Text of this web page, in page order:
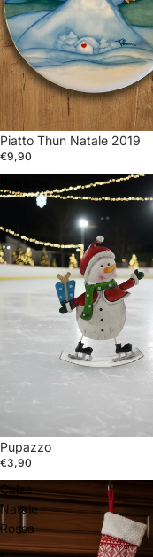
Piatto Thun Natale 2019
€9,90
Pupazzo
€3,90
Calza
Natale
Rossa